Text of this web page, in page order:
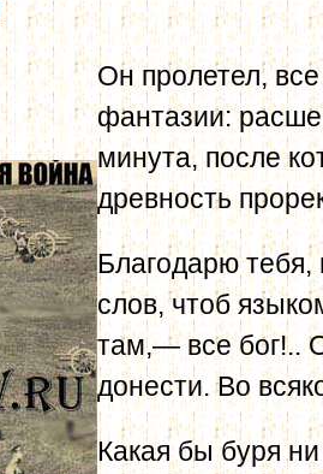
Он пролетел,
фантазии:
минута, после
древность
Благодарю тебя,
слов, чтоб
там,— все бог!..
донести. Во
Какая бы буря